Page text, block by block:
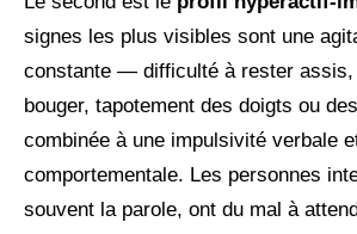
signes les plus visibles sont une
constante — difficulté à rester assis,
bouger, tapotement des doigts ou
combinée à une impulsivité verbale
comportementale. Les personnes
souvent la parole, ont du mal à